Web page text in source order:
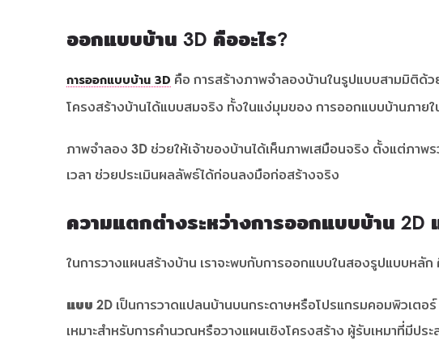
ออกแบบบ้าน 3D คืออะไร?
การออกแบบบ้าน 3D คือ การสร้างภาพจำลองบ้านในรูปแบบสามมิติด้
โครงสร้างบ้านได้แบบสมจริง ทั้งในแง่มุมของ การออกแบบบ้านภาย
ภาพจำลอง 3D ช่วยให้เจ้าของบ้านได้เห็นภาพเสมือนจริง ตั้งแต่ภา
เวลา ช่วยประเมินผลลัพธ์ได้ก่อนลงมือก่อสร้างจริง
ความแตกต่างระหว่างการออกแบบบ้าน 2D
ในการวางแผนสร้างบ้าน เราจะพบกับการออกแบบในสองรูปแบบหลัก
แบบ 2D เป็นการวาดแปลนบ้านบนกระดาษหรือโปรแกรมคอมพิวเต
เหมาะสำหรับการคำนวณหรือวางแผนเชิงโครงสร้าง ผู้รับเหมาที่มีปร